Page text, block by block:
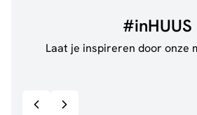
#inHUUS
Laat je inspireren door onze